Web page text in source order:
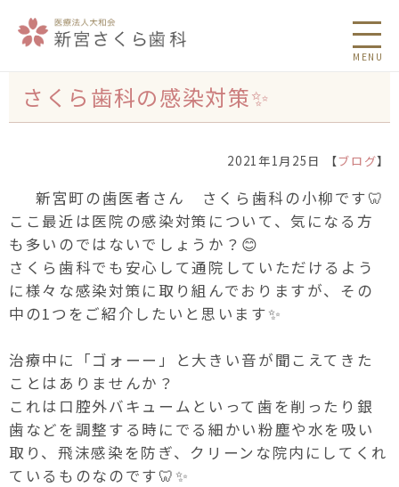
MENU
さくら歯科の感染対策✨
2021年1月25日 【ブログ】
新宮町の歯医者さん さくら歯科の小柳です🦷
ここ最近は医院の感染対策について、気になる方
も多いのではないでしょうか？😊
さくら歯科でも安心して通院していただけるよう
に様々な感染対策に取り組んでおりますが、その
中の1つをご紹介したいと思います✨
治療中に「ゴォーー」と大きい音が聞こえてきた
ことはありませんか？
これは口腔外バキュームといって歯を削ったり銀
歯などを調整する時にでる細かい粉塵や水を吸い
取り、飛沫感染を防ぎ、クリーンな院内にしてくれ
ているものなのです🦷✨